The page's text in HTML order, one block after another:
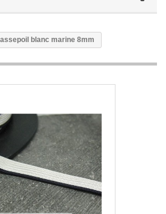
blanc marine 8mm